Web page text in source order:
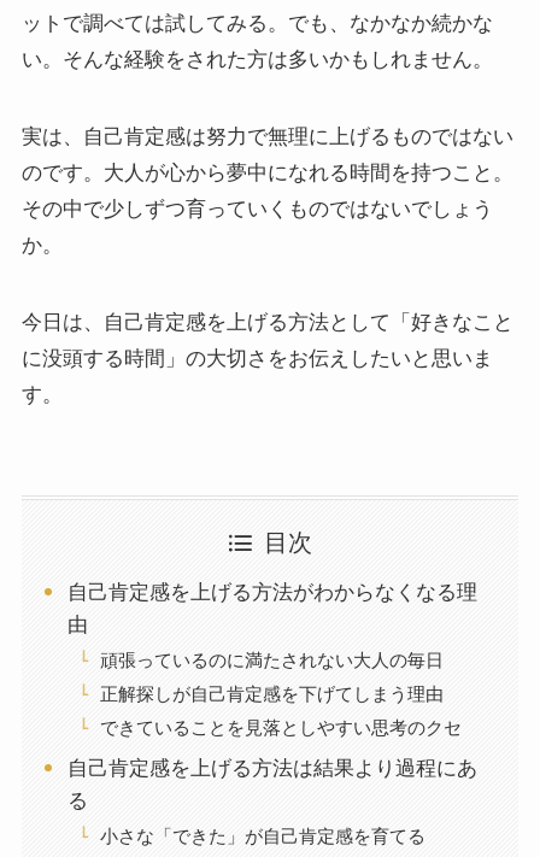
ットで調べては試してみる。でも、なかなか続かな
い。そんな経験をされた方は多いかもしれません。
実は、自己肯定感は努力で無理に上げるものではない
のです。大人が心から夢中になれる時間を持つこと。
その中で少しずつ育っていくものではないでしょう
か。
今日は、自己肯定感を上げる方法として「好きなこと
に没頭する時間」の大切さをお伝えしたいと思いま
す。
目次
自己肯定感を上げる方法がわからなくなる理
由
頑張っているのに満たされない大人の毎日
正解探しが自己肯定感を下げてしまう理由
できていることを見落としやすい思考のクセ
自己肯定感を上げる方法は結果より過程にあ
る
小さな「できた」が自己肯定感を育てる